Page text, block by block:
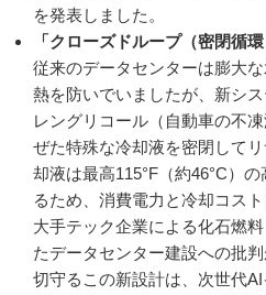
を発表しました。
「クローズドループ（密閉循
従来のデータセンターは膨大
熱を防いでいましたが、新シ
レングリコール（自動車の不
ぜた特殊な冷却液を密閉して
却液は最高115°F（約46°C）
るため、消費電力と冷却コス
大手テック企業による化石燃
たデータセンター建設への批
切守るこの新設計は、次世代